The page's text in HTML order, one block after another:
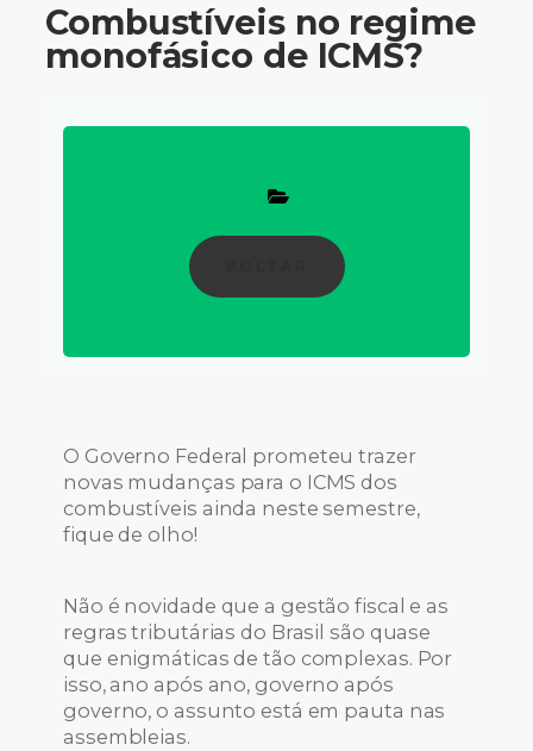
Combustíveis no regime
monofásico de ICMS?
O Governo Federal prometeu trazer
novas mudanças para o ICMS dos
combustíveis ainda neste semestre,
fique de olho!
Não é novidade que a gestão fiscal e as
regras tributárias do Brasil são quase
que enigmáticas de tão complexas. Por
isso, ano após ano, governo após
governo, o assunto está em pauta nas
assembleias.